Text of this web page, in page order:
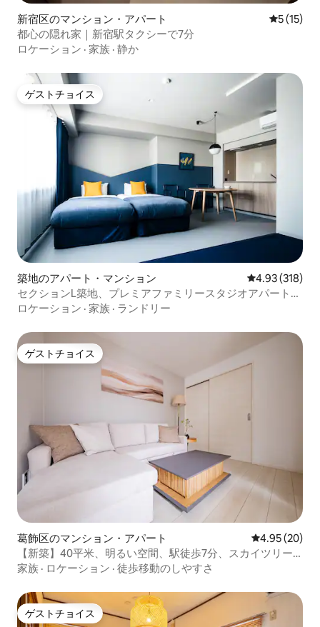
新宿区のマンション・アパート レビュー
5 (15)
都心の隠れ家｜新宿駅タクシーで7分
ロケーション · 家族 · 静か
ゲストチョイス
ゲストチョイス
築地のアパート・マンション レビュー318
4.93 (318)
セクションL築地、プレミアファミリースタジオアパートメ
ント
ロケーション · 家族 · ランドリー
ゲストチョイス
ゲストチョイス
葛飾区のマンション・アパート レビュー20
4.95 (20)
【新築】40平米、明るい空間、駅徒歩7分、スカイツリー/
浅草/銀座へのアクセスに便利、羽田空港直通
家族 · ロケーション · 徒歩移動のしやすさ
ゲストチョイス
ゲストチョイス